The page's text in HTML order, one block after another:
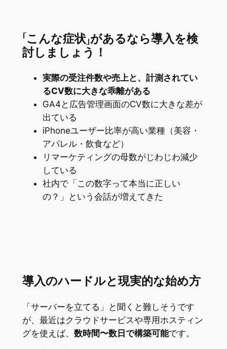
「こんな症状」があるなら導入を検
討しましょう！
実際の受注件数や売上と、計測されてい
るCV数に大きな乖離がある
GA4と広告管理画面のCV数に大きな差が
出ている
iPhoneユーザー比率が高い業種（美容・
アパレル・飲食など）
リマーケティングの母数がじわじわ減少
している
社内で「この数字って本当に正しい
の？」という会話が増えてきた
導入のハードルと現実的な始め方
「サーバーを立てる」と聞くと難しそうです
が、最近はクラウドサービスや専用ホスティン
グを使えば、 数時間〜数日で構築可能です。